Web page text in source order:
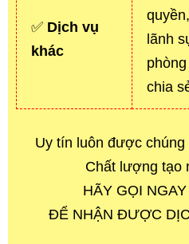
✅ Dịch vụ
khác
lãnh
chia
Uy tín luôn được chúng
Chất lượng tạo
HÃY GỌI NGAY
ĐỂ NHẬN ĐƯỢC